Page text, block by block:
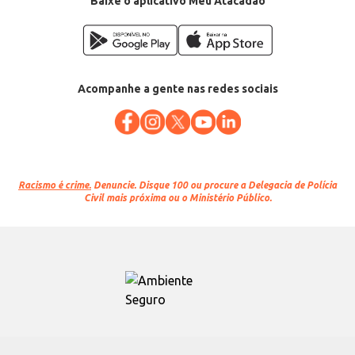
Acompanhe a gente nas redes sociais
Racismo é crime. Denuncie. Disque 100 ou procure a Delegacia de Polícia
Civil mais próxima ou o Ministério Público.